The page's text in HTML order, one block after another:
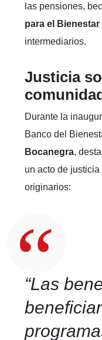
las pensiones,
para el Bienestar
intermediarios.
Justicia
Durante la
Banco del
Bocanegra,
un acto de
originarios:
“Las